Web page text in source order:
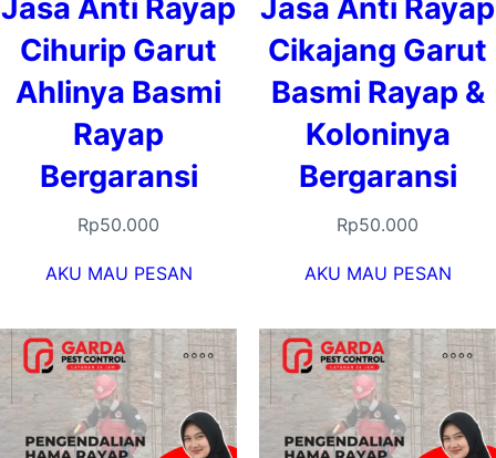
Jasa Anti Rayap
Cihurip Garut
Ahlinya Basmi
Rayap
Bergaransi
Rp50.000
AKU MAU PESAN
Jasa Anti Rayap
Cikajang Garut
Basmi Rayap &
Koloninya
Bergaransi
Rp50.000
AKU MAU PESAN